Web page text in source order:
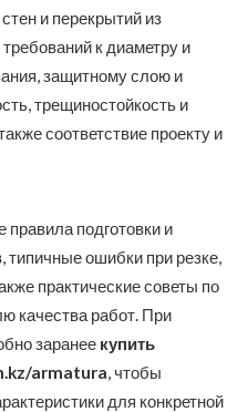
и перекрытий из
к диаметру и
защитному слою и
трещиностойкость и
соответствие проекту и
подготовки и
типичные ошибки при резке,
практические советы по
качества работ. При
заранее купить
armatura, чтобы
для конкретной